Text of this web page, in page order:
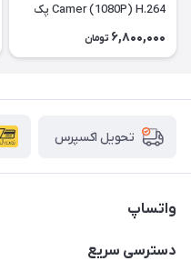
Camer (1080P) H.264 پک
کامل با تمام تجهیزات رنگ
مشکی
6,800,000 تومان
تحویل اکسپرس
واتساپ
09933276933 واتس اپ و اینستاگرام - فقط
دسترسی سریع